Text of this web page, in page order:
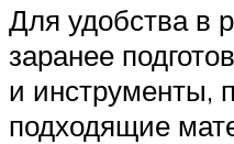
Для удобства в
заранее
и инструменты,
подходящие